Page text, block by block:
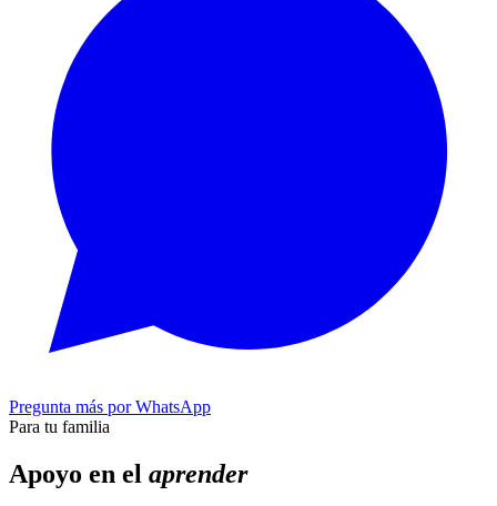
Pregunta más por WhatsApp
Para tu familia
Apoyo en el aprender